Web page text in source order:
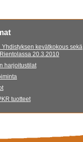
Yhdistyksen kevätkokous sekä
20.3.2010
harjoitustilat
tuotteet